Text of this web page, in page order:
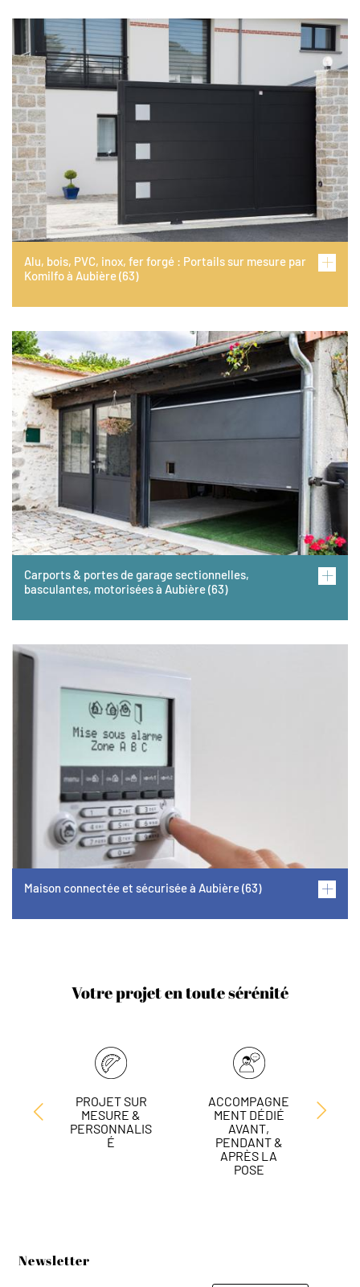
Image
Alu, bois, PVC, inox, fer forgé : Portails sur mesure par
Komilfo à Aubière (63)
Image
Carports & portes de garage sectionnelles,
basculantes, motorisées à Aubière (63)
Image
Maison connectée et sécurisée à Aubière (63)
Votre projet en toute sérénité
PROJET SUR
MESURE &
PERSONNALIS
É
ACCOMPAGNE
MENT DÉDIÉ
AVANT,
PENDANT &
APRÈS LA
POSE
Newsletter